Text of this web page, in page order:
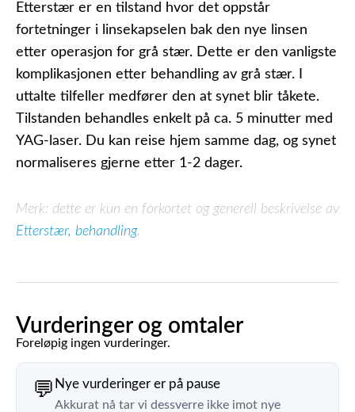
Etterstær er en tilstand hvor det oppstår
fortetninger i linsekapselen bak den nye linsen
etter operasjon for grå stær. Dette er den vanligste
komplikasjonen etter behandling av grå stær. I
uttalte tilfeller medfører den at synet blir tåkete.
Tilstanden behandles enkelt på ca. 5 minutter med
YAG-laser. Du kan reise hjem samme dag, og synet
normaliseres gjerne etter 1-2 dager.
Merk: dette er kun en forkortet og generell beskrivelse av
Etterstær, behandling.
Vurderinger og omtaler
Foreløpig ingen vurderinger.
💬 Nye vurderinger er på pause
Akkurat nå tar vi dessverre ikke imot nye